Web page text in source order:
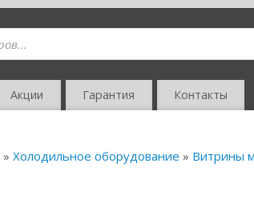
Акции Гарантия Контакты
» Холодильное оборудование » Витрины